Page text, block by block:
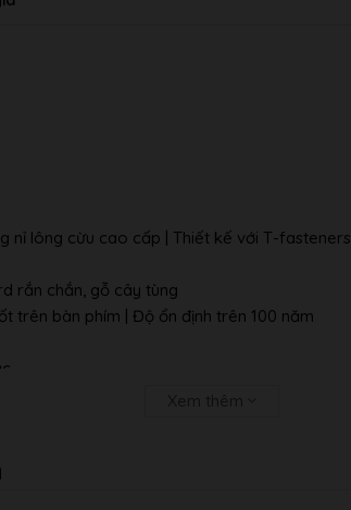
nỉ lông cừu cao cấp | Thiết kế với T-fasteners
rắn chắn, gỗ cây tùng
trên bàn phím | Độ ổn định trên 100 năm